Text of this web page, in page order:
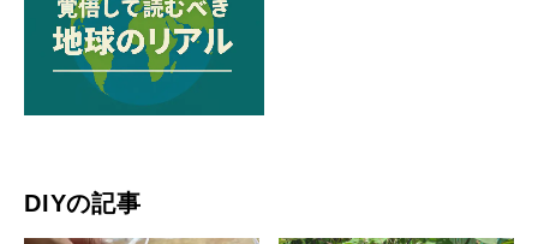
DIYの記事